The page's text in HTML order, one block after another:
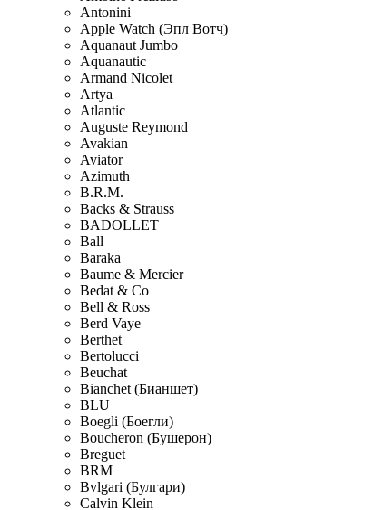
Antonini
Apple Watch (Эпл Вотч)
Aquanaut Jumbo
Aquanautic
Armand Nicolet
Artya
Atlantic
Auguste Reymond
Avakian
Aviator
Azimuth
B.R.M.
Backs & Strauss
BADOLLET
Ball
Baraka
Baume & Mercier
Bedat & Co
Bell & Ross
Berd Vaye
Berthet
Bertolucci
Beuchat
Bianchet (Бианшет)
BLU
Boegli (Боегли)
Boucheron (Бушерон)
Breguet
BRM
Bvlgari (Булгари)
Calvin Klein